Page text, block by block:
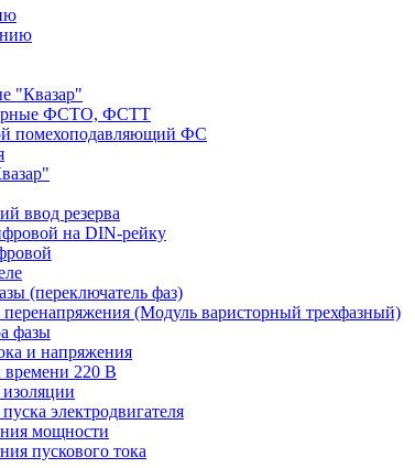
"Квазар"
ФСТО, ФСТТ
помехоподавляющий ФС
ввод резерва
на DIN-рейку
(переключатель фаз)
(Модуль варисторный трехфазный)
фазы
и напряжения
времени 220 В
изоляции
электродвигателя
мощности
пускового тока